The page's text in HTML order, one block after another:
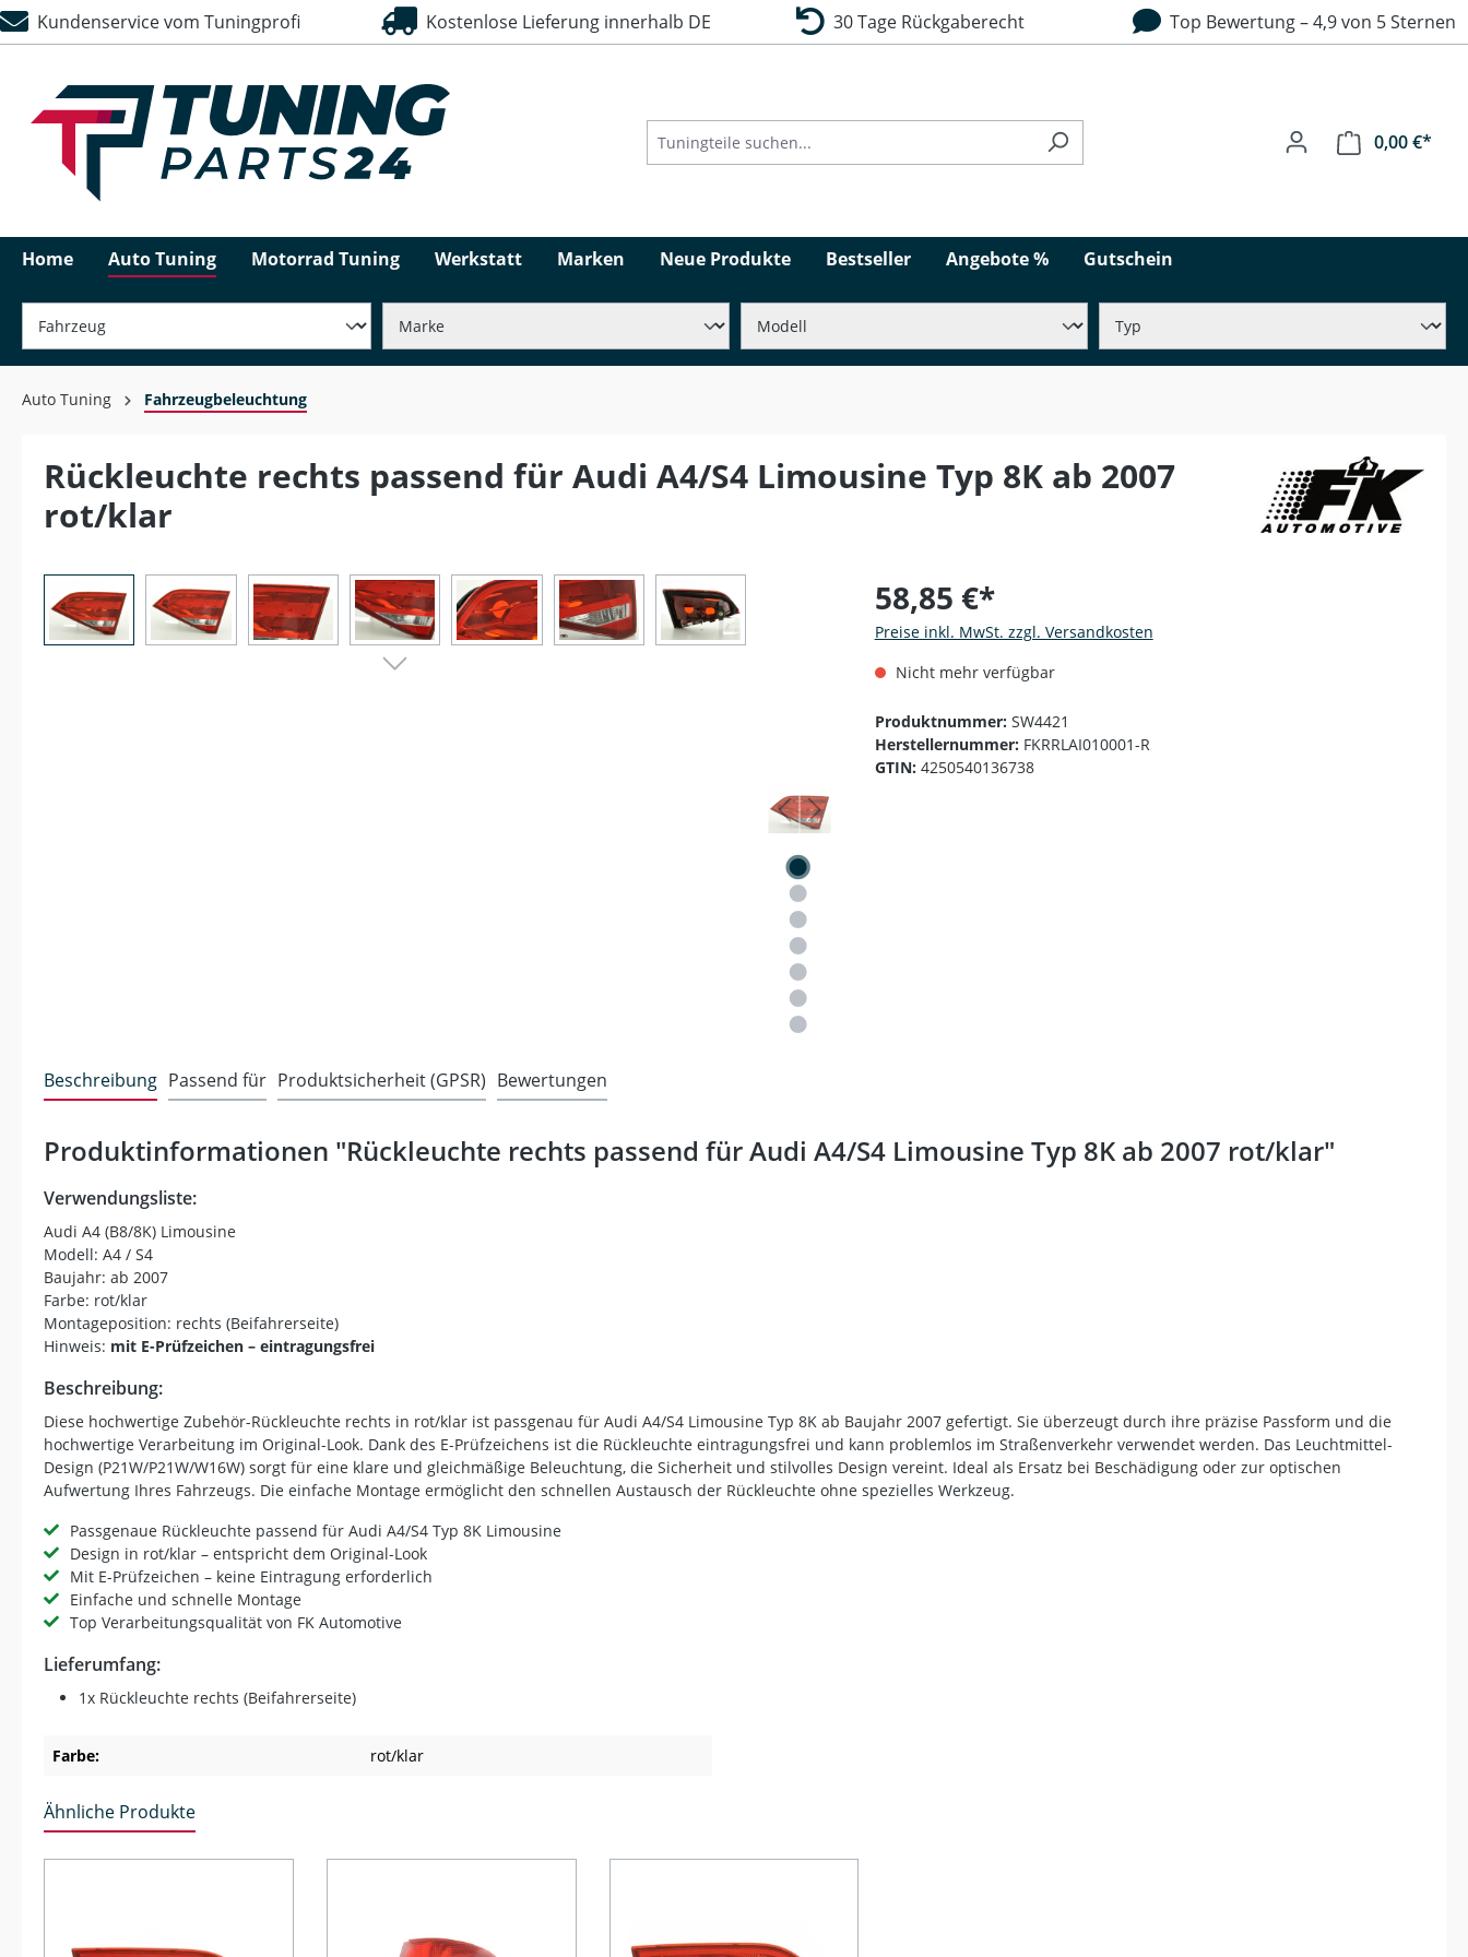
Zur Hauptnavigation springen
Kundenservice vom Tuningprofi Kostenlose Lieferung innerhalb DE 30 Tage Rückgaberecht Top Bewertung – 4,9 von 5 Sternen
0,00 €*
Home Auto Tuning Motorrad Tuning Werkstatt Marken Neue Produkte Bestseller Angebote % Gutschein
Auto Tuning Fahrzeugbeleuchtung
Rückleuchte rechts passend für Audi A4/S4 Limousine Typ 8K ab 2007
rot/klar
Bildergalerie überspringen 58,85 €*
Preise inkl. MwSt. zzgl. Versandkosten
Nicht mehr verfügbar
Produktnummer: SW4421
Herstellernummer: FKRRLAI010001-R
GTIN: 4250540136738
Beschreibung Passend für Produktsicherheit (GPSR) Bewertungen
Produktinformationen "Rückleuchte rechts passend für Audi A4/S4 Limousine Typ 8K ab 2007 rot/klar"
Verwendungsliste:
Audi A4 (B8/8K) Limousine
Modell: A4 / S4
Baujahr: ab 2007
Farbe: rot/klar
Montageposition: rechts (Beifahrerseite)
Hinweis: mit E-Prüfzeichen – eintragungsfrei
Beschreibung:
Diese hochwertige Zubehör-Rückleuchte rechts in rot/klar ist passgenau für Audi A4/S4 Limousine Typ 8K ab Baujahr 2007 gefertigt. Sie überzeugt durch ihre präzise Passform und die
hochwertige Verarbeitung im Original-Look. Dank des E-Prüfzeichens ist die Rückleuchte eintragungsfrei und kann problemlos im Straßenverkehr verwendet werden. Das Leuchtmittel-
Design (P21W/P21W/W16W) sorgt für eine klare und gleichmäßige Beleuchtung, die Sicherheit und stilvolles Design vereint. Ideal als Ersatz bei Beschädigung oder zur optischen
Aufwertung Ihres Fahrzeugs. Die einfache Montage ermöglicht den schnellen Austausch der Rückleuchte ohne spezielles Werkzeug.
Passgenaue Rückleuchte passend für Audi A4/S4 Typ 8K Limousine
Design in rot/klar – entspricht dem Original-Look
Mit E-Prüfzeichen – keine Eintragung erforderlich
Einfache und schnelle Montage
Top Verarbeitungsqualität von FK Automotive
Lieferumfang:
1x Rückleuchte rechts (Beifahrerseite)
Farbe: rot/klar
Ähnliche Produkte